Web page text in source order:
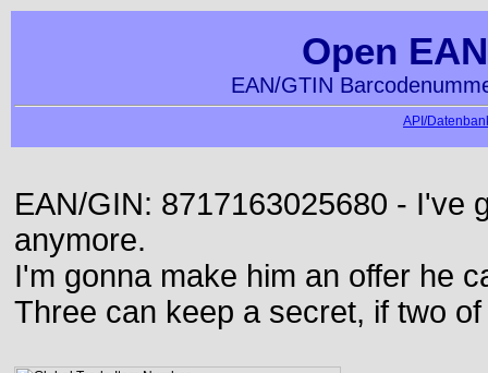
Open
EAN/GTIN
API/
EAN/GIN: 8717163025680 - I've
anymore.
I'm gonna make him an offer he
Three can keep a secret, if two